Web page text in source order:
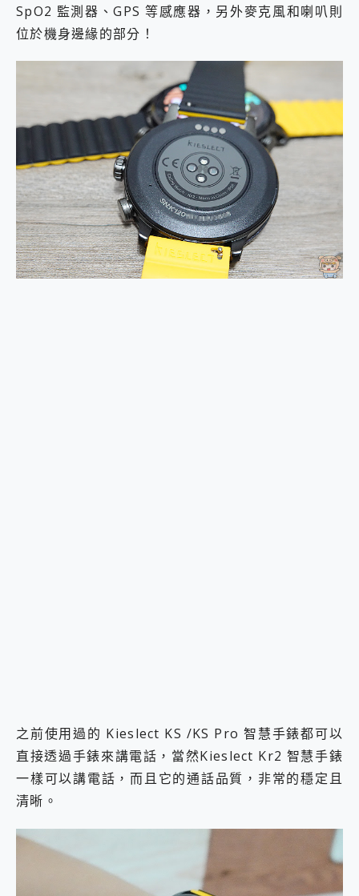
SpO2 監測器、GPS 等感應器，另外麥克風和喇叭則
位於機身邊緣的部分！
之前使用過的 Kieslect KS /KS Pro 智慧手錶都可以
直接透過手錶來講電話，當然Kieslect Kr2 智慧手錶
一樣可以講電話，而且它的通話品質，非常的穩定且
清晰。